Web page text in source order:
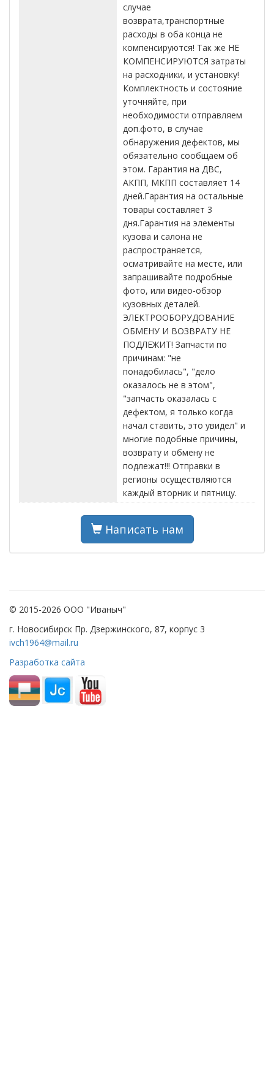
случае
возврата,транспортные
расходы в оба конца не
компенсируются! Так же НЕ
КОМПЕНСИРУЮТСЯ затраты
на расходники, и установку!
Комплектность и состояние
уточняйте, при
необходимости отправляем
доп.фото, в случае
обнаружения дефектов, мы
обязательно сообщаем об
этом. Гарантия на ДВС,
АКПП, МКПП составляет 14
дней.Гарантия на остальные
товары составляет 3
дня.Гарантия на элементы
кузова и салона не
распространяется,
осматривайте на месте, или
запрашивайте подробные
фото, или видео-обзор
кузовных деталей.
ЭЛЕКТРООБОРУДОВАНИЕ
ОБМЕНУ И ВОЗВРАТУ НЕ
ПОДЛЕЖИТ! Запчасти по
причинам: "не
понадобилась", "дело
оказалось не в этом",
"запчасть оказалась с
дефектом, я только когда
начал ставить, это увидел" и
многие подобные причины,
возврату и обмену не
подлежат!!! Отправки в
регионы осуществляются
каждый вторник и пятницу.
Написать нам
© 2015-2026 ООО "Иваныч"
г. Новосибирск Пр. Дзержинского, 87, корпус 3
ivch1964@mail.ru
Разработка сайта